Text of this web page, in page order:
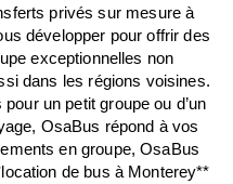
privés sur mesure à
développer pour offrir des
exceptionnelles non
dans les régions voisines.
un petit groupe ou d’un
OsaBus répond à vos
en groupe, OsaBus
de bus à Monterey**